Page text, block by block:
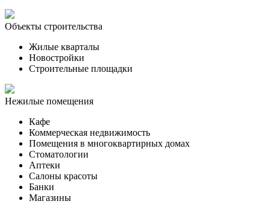
Объекты строительства
Жилые кварталы
Новостройки
Строительные площадки
Нежилые помещения
Кафе
Коммерческая недвижимость
Помещения в многоквартирных домах
Стоматологии
Аптеки
Салоны красоты
Банки
Магазины